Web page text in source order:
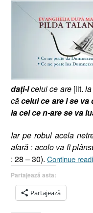
daţi-lcelui ce are [lit.
căcelui ce are i se va
la cel ce n-are se va
Iar pe robul acela
afară : acolo va fi
: 28 – 30). Continue
Partajează asta:
Partajează